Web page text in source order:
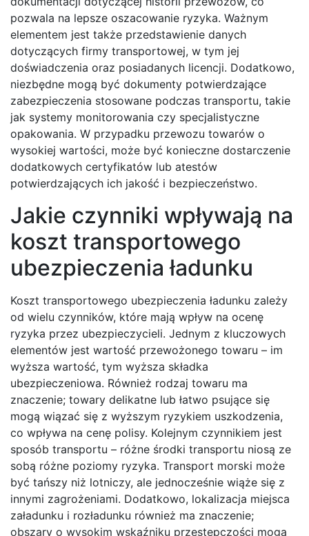
pozwala na lepsze oszacowanie ryzyka. Ważnym
elementem jest także przedstawienie danych
dotyczących firmy transportowej, w tym jej
doświadczenia oraz posiadanych licencji. Dodatkowo,
niezbędne mogą być dokumenty potwierdzające
zabezpieczenia stosowane podczas transportu, takie
jak systemy monitorowania czy specjalistyczne
opakowania. W przypadku przewozu towarów o
wysokiej wartości, może być konieczne dostarczenie
dodatkowych certyfikatów lub atestów
potwierdzających ich jakość i bezpieczeństwo.
Jakie czynniki wpływają na
koszt transportowego
ubezpieczenia ładunku
Koszt transportowego ubezpieczenia ładunku zależy
od wielu czynników, które mają wpływ na ocenę
ryzyka przez ubezpieczycieli. Jednym z kluczowych
elementów jest wartość przewożonego towaru – im
wyższa wartość, tym wyższa składka
ubezpieczeniowa. Również rodzaj towaru ma
znaczenie; towary delikatne lub łatwo psujące się
mogą wiązać się z wyższym ryzykiem uszkodzenia,
co wpływa na cenę polisy. Kolejnym czynnikiem jest
sposób transportu – różne środki transportu niosą ze
sobą różne poziomy ryzyka. Transport morski może
być tańszy niż lotniczy, ale jednocześnie wiąże się z
innymi zagrożeniami. Dodatkowo, lokalizacja miejsca
załadunku i rozładunku również ma znaczenie;
obszary o wysokim wskaźniku przestępczości mogą